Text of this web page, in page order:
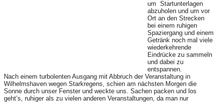
um Startunterlagen
abzuholen und um vor
Ort an den Strecken
bei einem ruhigen
Spaziergang und einem
Getränk noch mal viele
wiederkehrende
Eindrücke zu sammeln
und dabei zu
entspannen.
Nach einem turbolenten Ausgang mit Abbruch der Veranstaltung in
Wilhelmshaven wegen Starkregens, schien am nächsten Morgen die
Sonne durch unser Fenster und weckte uns. Sachen packen und los
geht’s, ruhiger als zu vielen anderen Veranstaltungen, da man nur